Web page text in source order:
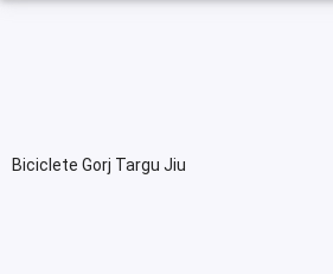
Biciclete Gorj Targu Jiu